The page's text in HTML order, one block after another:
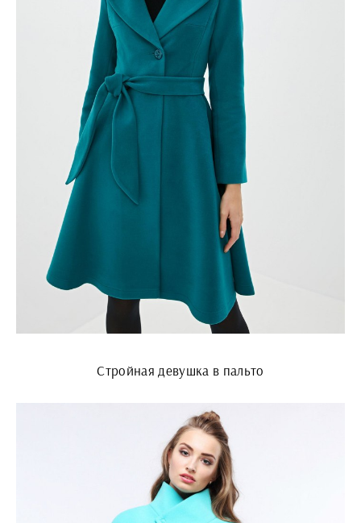
Стройная девушка в пальто